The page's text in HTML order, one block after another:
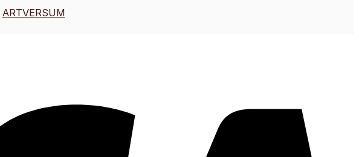
ARTVERSUM